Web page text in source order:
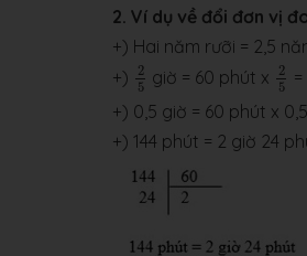
2. Ví dụ về đổi đơn vị
+) Hai năm rưỡi = 2,5
+)
2
5
2 giờ = 60 phút x
2
5
2
+) 0,5 giờ = 60 phút x
+) 144 phút = 2 giờ 24